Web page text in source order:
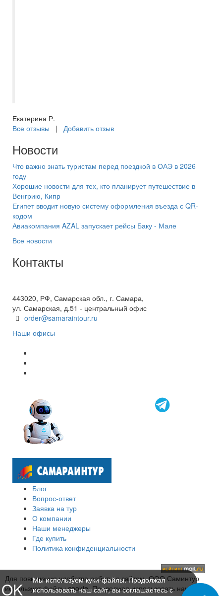
Екатерина Р.
Все отзывы | Добавить отзыв
Новости
Что важно знать туристам перед поездкой в ОАЭ в 2026
году
Хорошие новости для тех, кто планирует путешествие в
Венгрию, Кипр
Египет вводит новую систему оформления въезда с QR-
кодом
Авиакомпания AZAL запускает рейсы Баку - Мале
Все новости
Контакты
443020, РФ, Самарская обл., г. Самара,
ул. Самарская, д.51 - центральный офис
order@samaraintour.ru
Наши офисы
Блог
Вопрос-ответ
Заявка на тур
О компании
Наши менеджеры
Где купить
Политика конфиденциальности
Для повышения удобства работы с сайтом, ООО Саминтур
использует файлы cookie. Продолжая использовать наш сайт,
OK
Мы используем куки-файлы. Продолжая
использовать наш сайт, вы соглашаетесь с